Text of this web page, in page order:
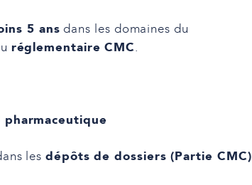
5 ans dans les domaines du
réglementaire CMC.
lesdépôts de dossiers (Partie CMC)